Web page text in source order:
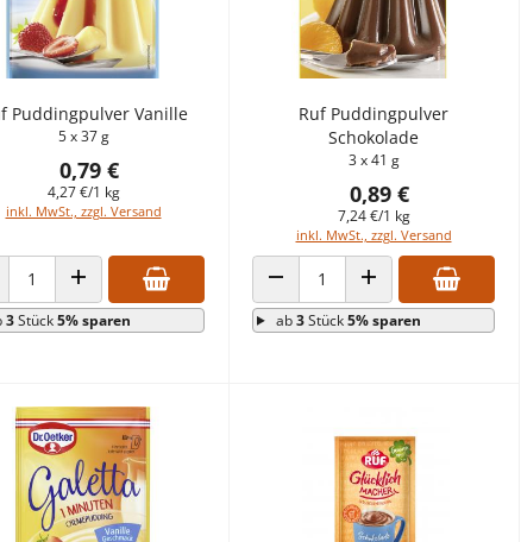
Puddingpulver Vanille
5 x 37 g
0,79 €
4,27 €/1 kg
inkl. MwSt., zzgl. Versand
VERRINGERN
ANZAHL ERHÖHEN
3Stück5% sparen
Ruf Puddingpulver
Schokolade
3 x 41 g
0,89 €
7,24 €/1 kg
inkl. MwSt., zzgl. Versand
ANZAHL VERRINGERNANZAHL ERHÖHEN
ab3Stück5% sparen